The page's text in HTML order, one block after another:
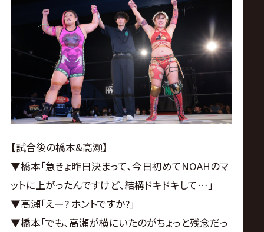
【試合後の橋本&高瀬】
▼橋本｢急きょ昨日決まって､今日初めてNOAHのマ
ットに上がったんですけど､結構ドキドキして…｣
▼高瀬｢えー? ホントですか?｣
▼橋本｢でも､高瀬が横にいたのがちょっと残念だっ